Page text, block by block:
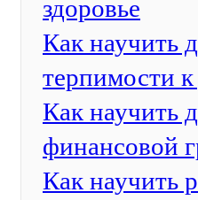
здоровье
Как научить
терпимости
Как научить
финансовой
Как научить